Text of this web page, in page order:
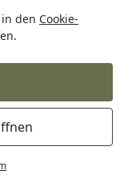
den Cookie-
derzeit im